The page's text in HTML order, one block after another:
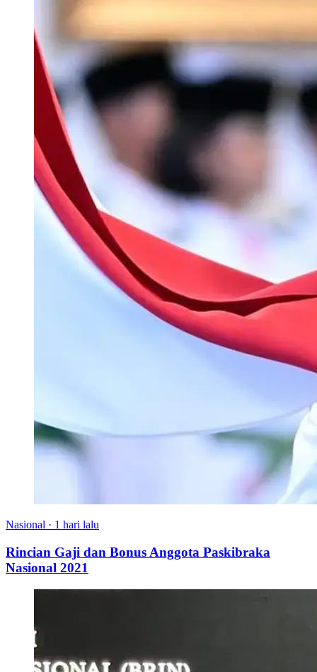
Nasional · 1 hari lalu
Rincian Gaji dan Bonus Anggota Paskibraka
Nasional 2021